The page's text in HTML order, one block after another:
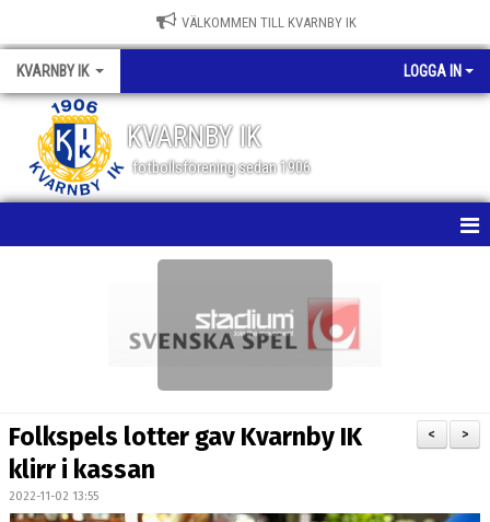
VÄLKOMMEN TILL KVARNBY IK
KVARNBY IK LOGGA IN
KVARNBY IK
fotbollsförening sedan 1906
BILDGALLERI
>
<
Folkspels lotter gav Kvarnby IK
klirr i kassan
2022-11-02 13:55